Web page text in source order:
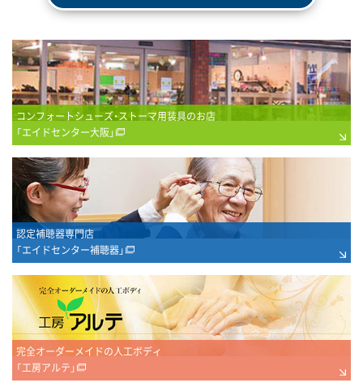
コンフォートシューズ・ストーマ用装具のお店
「エイドセンター大阪」
認定補聴器専門店
「エイドセンター補聴器」
完全オーダーメイドの人工ボディ
「工房アルテ」